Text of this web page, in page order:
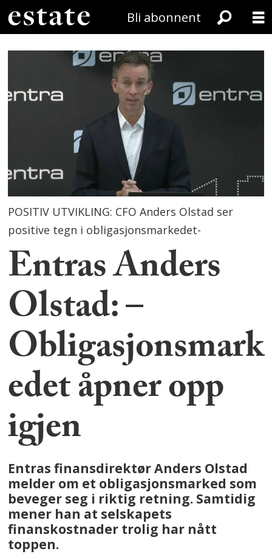
Bli abonnent
POSITIV UTVIKLING: CFO Anders Olstad ser
positive tegn i obligasjonsmarkedet-
Entras Anders
Olstad: –
Obligasjonsmark
edet åpner opp
igjen
Entras finansdirektør Anders Olstad
melder om et obligasjonsmarked som
beveger seg i riktig retning. Samtidig
mener han at selskapets
finanskostnader trolig har nått
toppen.